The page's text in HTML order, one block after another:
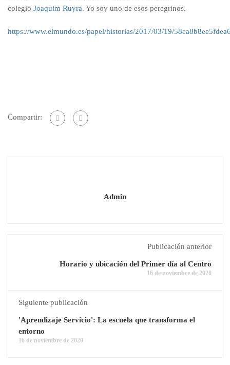
colegio Joaquim Ruyra. Yo soy uno de esos peregrinos.
https://www.elmundo.es/papel/historias/2017/03/19/
Compartir:
Admin
Publicación anterior
Horario y ubicación del Primer día al Centro
16 de noviembre de 2020
Siguiente publicación
'Aprendizaje Servicio': La escuela que transforma el
entorno
16 de noviembre de 2020